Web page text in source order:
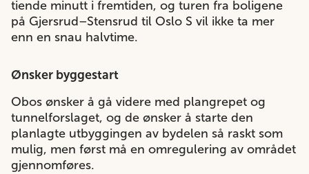
tiende minutt i fremtiden, og turen fra boligene
på Gjersrud–Stensrud til Oslo S vil ikke ta mer
enn en snau halvtime.
Ønsker byggestart
Obos ønsker å gå videre med plangrepet og
tunnelforslaget, og de ønsker å starte den
planlagte utbyggingen av bydelen så raskt som
mulig, men først må en omregulering av området
gjennomføres.